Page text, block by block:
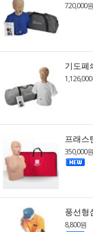
720,000원
기도폐
프래스
350,000원
풍선형
8,800원